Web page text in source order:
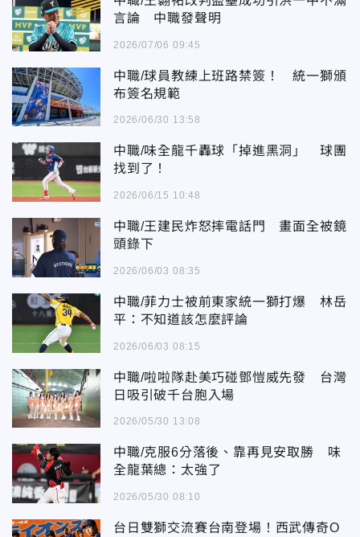
言論 中職發聲明
2026/07/06 09:45
中職/球員教練上班路禁簽！ 統一獅頒
布簽名規範
2026/06/30 13:58
中職/味全龍千轟球「掉進黑洞」 球團
找到了！
2026/06/15 10:48
中職/王建民炸怒摔電話門 畫面全被鏡
頭錄下
2026/06/03 08:35
中職/菲力士被前東家統一獅打爆 林岳
平：不知道該怎麼評論
2026/06/03 08:15
中職/啦啦隊赴美巧碰鄧愷威先發 台灣
日吸引破千台胞入場
2026/05/30 13:08
中職/克服6分落後、靠再見安取勝 味
全龍葉總：太強了
2026/05/30 08:10
台日雙獅交流賽台南登場！西武傳奇O